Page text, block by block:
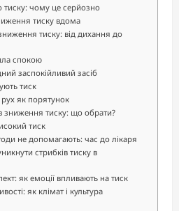
тиску: чому це серйозно
тиску вдома
тиску: від дихання до
спокою
заспокійливий засіб
тиск
рух як порятунок
зниження тиску: що обрати?
тиск
не допомагають: час до лікаря
стрибків тиску в
як емоції впливають на тиск
як клімат і культура